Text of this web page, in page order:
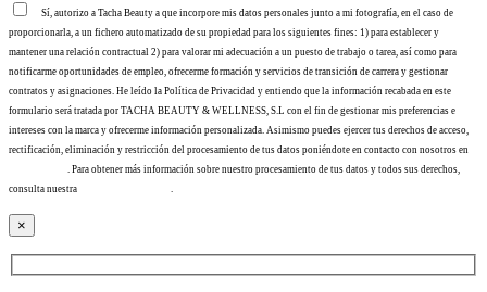
Sí, autorizo a Tacha Beauty a que incorpore mis datos personales junto a mi fotografía, en el caso de
proporcionarla, a un fichero automatizado de su propiedad para los siguientes fines: 1) para establecer y
mantener una relación contractual 2) para valorar mi adecuación a un puesto de trabajo o tarea, así como para
notificarme oportunidades de empleo, ofrecerme formación y servicios de transición de carrera y gestionar
contratos y asignaciones. He leído la Política de Privacidad y entiendo que la información recabada en este
formulario será tratada por TACHA BEAUTY & WELLNESS, S.L con el fin de gestionar mis preferencias e
intereses con la marca y ofrecerme información personalizada. Asimismo puedes ejercer tus derechos de acceso,
rectificación, eliminación y restricción del procesamiento de tus datos poniéndote en contacto con nosotros en
. Para obtener más información sobre nuestro procesamiento de tus datos y todos sus derechos,
consulta nuestra
.
×